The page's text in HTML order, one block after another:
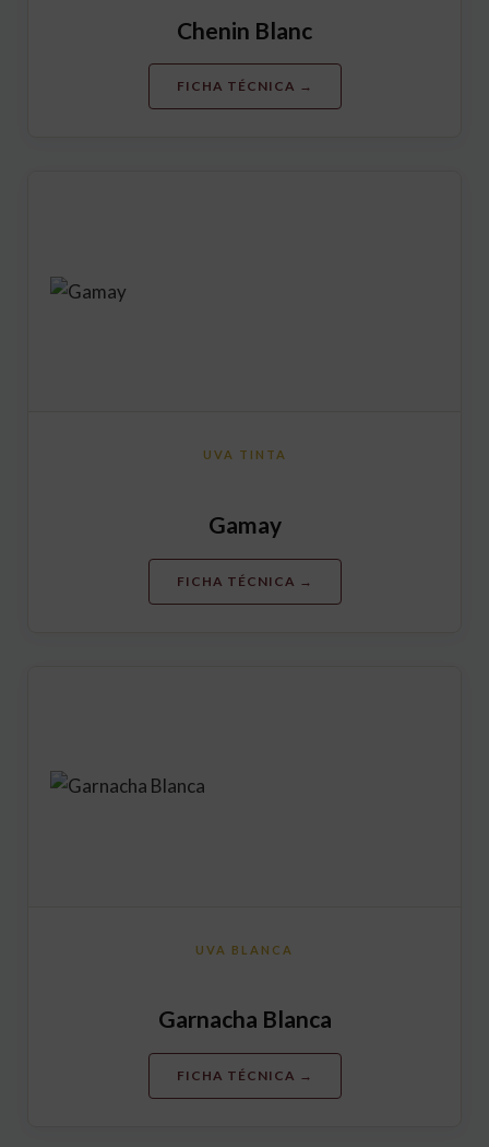
Chenin Blanc
FICHA TÉCNICA →
UVA TINTA
Gamay
FICHA TÉCNICA →
UVA BLANCA
Garnacha Blanca
FICHA TÉCNICA →